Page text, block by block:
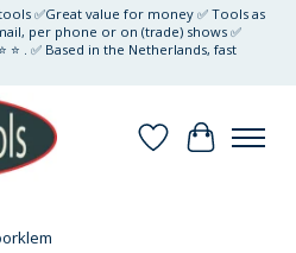
✅Great value for money ✅ Tools as
per phone or on (trade) shows ✅
⭐ . ✅ Based in the Netherlands, fast
Wunschzettel
Ihr